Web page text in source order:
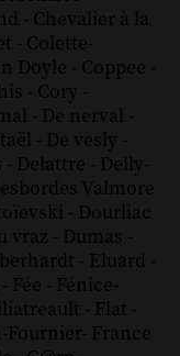
- Chevalier à la
- Colette-
Doyle - Coppee -
- Cory -
- De nerval -
- De vesly -
- Delattre - Delly-
Valmore
- Dourliac
vraz - Dumas -
- Eluard -
- Fée - Fénice-
- Flat -
Fournier- France